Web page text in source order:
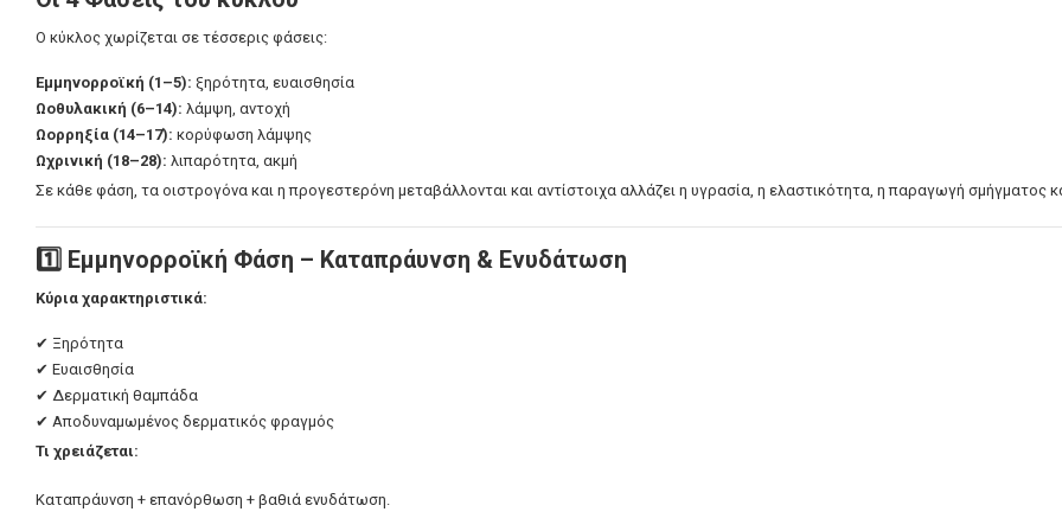
ΑΠΟΣΥΜΦΟΡΗΤΙΚΑ ΜΥΤΗΣ
ΛΕΥΚΑΝΣΗ ΠΡΟΣΩΠΟΥ - ΘΕΡΑΠΕΙΑ
ΠΑΝΑΔΩΝ
ΣΤΟΜΑΤΙΚΗ ΥΓΙΕΙΝΗ ΕΝΗΛΙΚΩΝ
ΣΤΟΜΑΤΙΚΗ ΥΓΙΕΙΝΗ ΠΑΙΔΙΩΝ
ΠΕΡΙΠΟΙΗΣΗ ΜΑΛΛΙΩΝ
ΠΕΡΙΠΟΙΗΣΗ ΣΩΜΑΤΟΣ
ΠΕΡΙΠΟΙΗΣΗ ΕΥΑΙΣΘΗΤΗΣ ΠΕΡΙΟΧΗΣ
ΠΡΟΪΟΝΤΑ ΕΓΚΥΜΟΣΥΝΗΣ
ΣΥΜΠΛΗΡΩΜΑΤΑ ΔΙΑΤΡΟΦΗΣ
ΦΡΟΝΤΙΔΑ ΠΑΙΔΙΟΥ
VICHY ΑΝΤΙΗΛΙΑΚΑ
ΟΛΑ ΤΑ ΠΡΟΪΟΝΤΑ VICHY
LAVISH Radiant Lift
Ο κύκλος χωρίζεται σε τέσσερις φάσεις:
Εμμηνορροϊκή (1–5): ξηρότητα, ευαισθησία
Ωοθυλακική (6–14): λάμψη, αντοχή
Ωορρηξία (14–17): κορύφωση λάμψης
Ωχρινική (18–28): λιπαρότητα, ακμή
Σε κάθε φάση, τα οιστρογόνα και η προγεστερόνη μεταβάλλονται και αντίστοιχα αλλάζει η υγρασία, η ελαστικότητα, η παραγωγή σμήγματος
1️⃣ Εμμηνορροϊκή Φάση – Καταπράυνση & Ενυδάτωση
Κύρια χαρακτηριστικά:
✔ Ξηρότητα
✔ Ευαισθησία
✔ Δερματική θαμπάδα
✔ Αποδυναμωμένος δερματικός φραγμός
Τι χρειάζεται:
Καταπράυνση + επανόρθωση + βαθιά ενυδάτωση.